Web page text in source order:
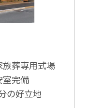
葬専用式場
室完備
の好立地